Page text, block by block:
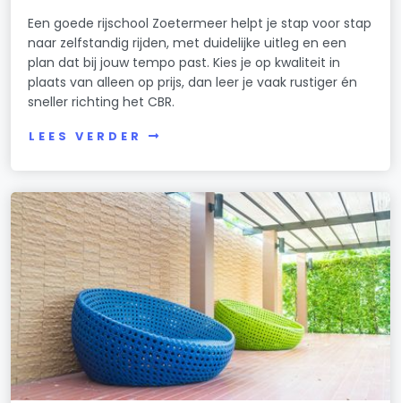
Een goede rijschool Zoetermeer helpt je stap voor stap
naar zelfstandig rijden, met duidelijke uitleg en een
plan dat bij jouw tempo past. Kies je op kwaliteit in
plaats van alleen op prijs, dan leer je vaak rustiger én
sneller richting het CBR.
LEES VERDER